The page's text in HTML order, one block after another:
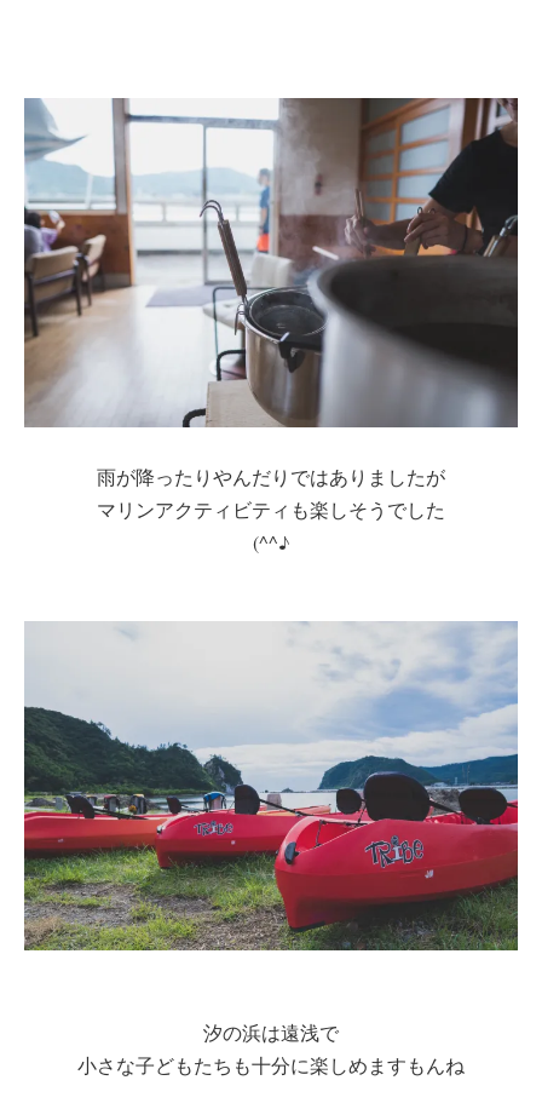
雨が降ったりやんだりではありましたが
マリンアクティビティも楽しそうでした
(^^♪
汐の浜は遠浅で
小さな子どもたちも十分に楽しめますもんね